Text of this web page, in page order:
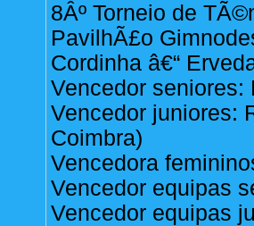
8Âº Torneio de
PavilhÃ£o
Cordinha â€“
Vencedor seniores:
Vencedor juniores:
Coimbra)
Vencedora
Vencedor equipas
Vencedor equipas